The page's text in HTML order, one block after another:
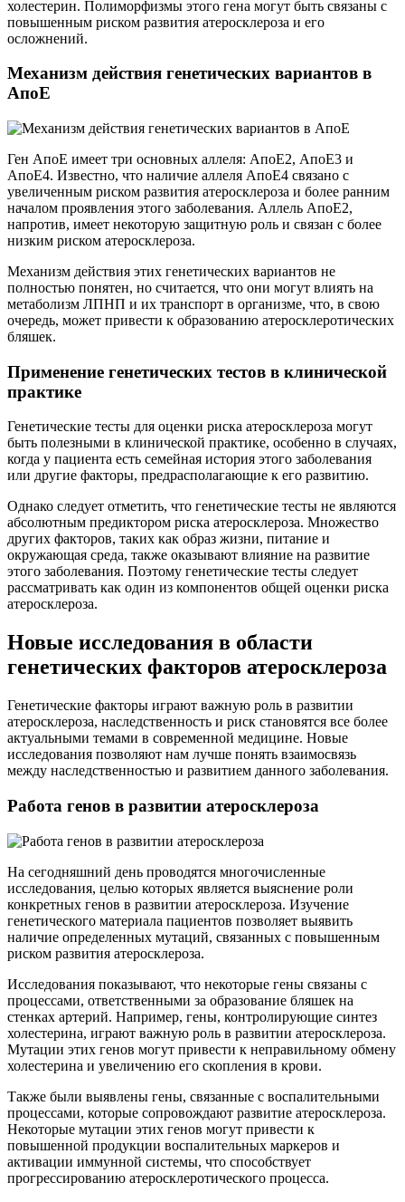
холестерин. Полиморфизмы этого гена могут быть связаны с
повышенным риском развития атеросклероза и его
осложнений.
Механизм действия генетических вариантов в
АпоЕ
Ген АпоЕ имеет три основных аллеля: АпоЕ2, АпоЕ3 и
АпоЕ4. Известно, что наличие аллеля АпоЕ4 связано с
увеличенным риском развития атеросклероза и более ранним
началом проявления этого заболевания. Аллель АпоЕ2,
напротив, имеет некоторую защитную роль и связан с более
низким риском атеросклероза.
Механизм действия этих генетических вариантов не
полностью понятен, но считается, что они могут влиять на
метаболизм ЛПНП и их транспорт в организме, что, в свою
очередь, может привести к образованию атеросклеротических
бляшек.
Применение генетических тестов в клинической
практике
Генетические тесты для оценки риска атеросклероза могут
быть полезными в клинической практике, особенно в случаях,
когда у пациента есть семейная история этого заболевания
или другие факторы, предрасполагающие к его развитию.
Однако следует отметить, что генетические тесты не являются
абсолютным предиктором риска атеросклероза. Множество
других факторов, таких как образ жизни, питание и
окружающая среда, также оказывают влияние на развитие
этого заболевания. Поэтому генетические тесты следует
рассматривать как один из компонентов общей оценки риска
атеросклероза.
Новые исследования в области
генетических факторов атеросклероза
Генетические факторы играют важную роль в развитии
атеросклероза, наследственность и риск становятся все более
актуальными темами в современной медицине. Новые
исследования позволяют нам лучше понять взаимосвязь
между наследственностью и развитием данного заболевания.
Работа генов в развитии атеросклероза
На сегодняшний день проводятся многочисленные
исследования, целью которых является выяснение роли
конкретных генов в развитии атеросклероза. Изучение
генетического материала пациентов позволяет выявить
наличие определенных мутаций, связанных с повышенным
риском развития атеросклероза.
Исследования показывают, что некоторые гены связаны с
процессами, ответственными за образование бляшек на
стенках артерий. Например, гены, контролирующие синтез
холестерина, играют важную роль в развитии атеросклероза.
Мутации этих генов могут привести к неправильному обмену
холестерина и увеличению его скопления в крови.
Также были выявлены гены, связанные с воспалительными
процессами, которые сопровождают развитие атеросклероза.
Некоторые мутации этих генов могут привести к
повышенной продукции воспалительных маркеров и
активации иммунной системы, что способствует
прогрессированию атеросклеротического процесса.